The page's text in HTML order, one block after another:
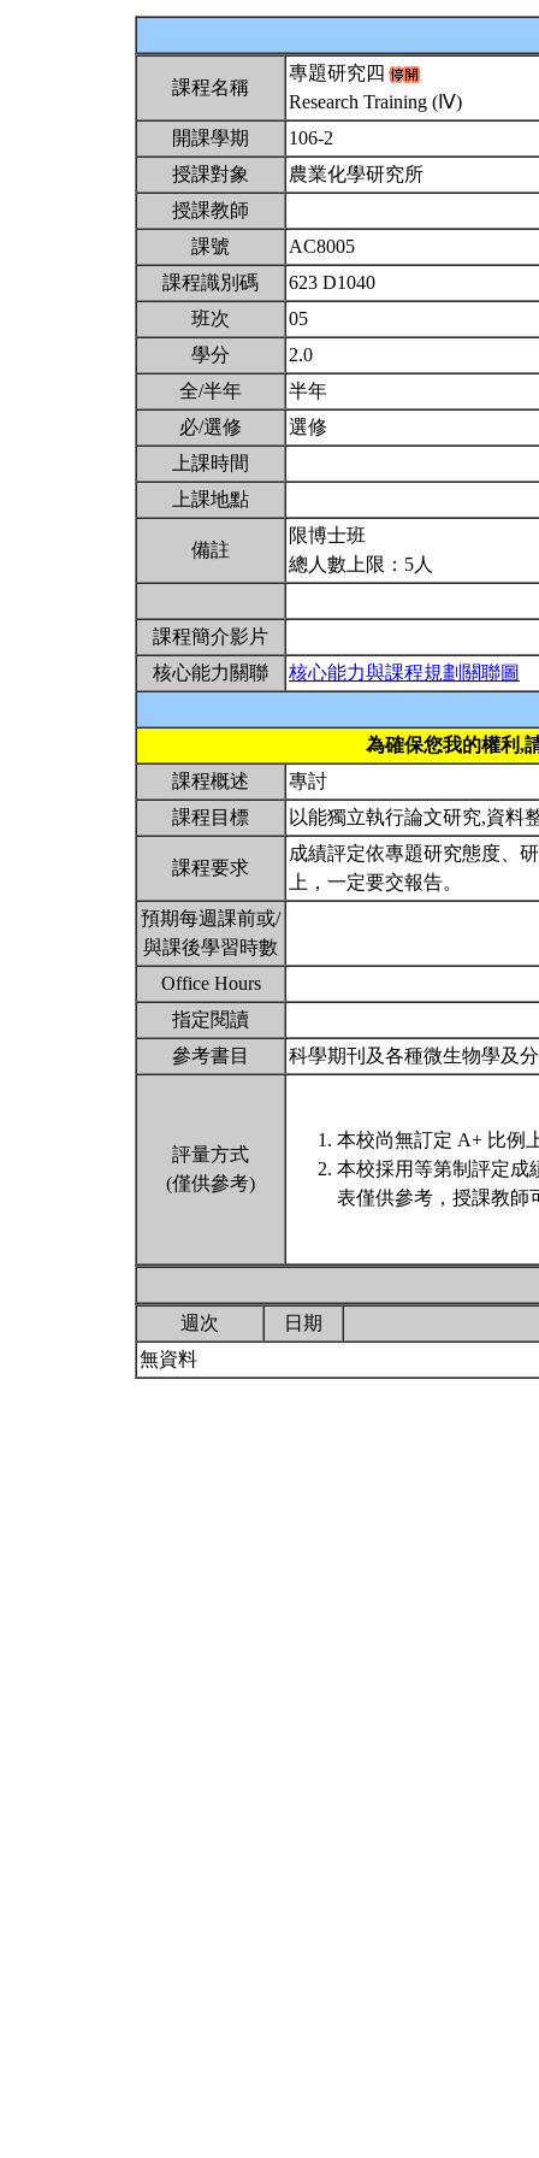
課程名稱
專題研究四
Research Training (Ⅳ)
開課學期
106-2
授課對象
農業化學研究所
授課教師
課號
AC8005
課程識別碼
623 D1040
班次
05
學分
2.0
全/半年
半年
必/選修
選修
上課時間
上課地點
備註
限博士班
總人數上限：5人
課程簡介影片
核心能力關聯
核心能力與課程規劃關聯圖
為確保您我的權利,
課程概述
專討
課程目標
以能獨立執行論文研究,資料
課程要求
成績評定依專題研究態度、
上，一定要交報告。
預期每週課前或/
與課後學習時數
Office Hours
指定閱讀
參考書目
科學期刊及各種微生物學及
評量方式
(僅供參考)
本校尚無訂定 A+ 比例
本校採用等第制評定成
表僅供參考，授課教師
週次
日期
無資料